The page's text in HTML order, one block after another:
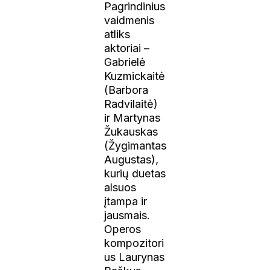
Pagrindinius
vaidmenis
atliks
aktoriai –
Gabrielė
Kuzmickaitė
(Barbora
Radvilaitė)
ir Martynas
Žukauskas
(Žygimantas
Augustas),
kurių duetas
alsuos
įtampa ir
jausmais.
Operos
kompozitori
us Laurynas